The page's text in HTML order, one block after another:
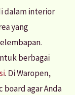
dalam interior
yang
berbagai
. Di Waropen,
agar Anda